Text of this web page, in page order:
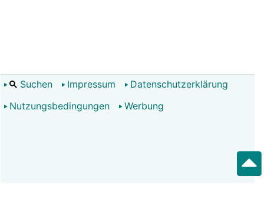
Suchen Impressum
Datenschutzerklärung
Nutzungsbedingungen
Werbung